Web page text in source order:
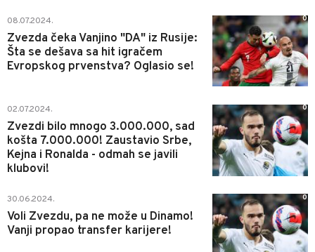
08.07.2024.
Zvezda čeka Vanjino "DA" iz Rusije:
Šta se dešava sa hit igračem
Evropskog prvenstva? Oglasio se!
0
02.07.2024.
Zvezdi bilo mnogo 3.000.000, sad
košta 7.000.000! Zaustavio Srbe,
Kejna i Ronalda - odmah se javili
klubovi!
0
30.06.2024.
Voli Zvezdu, pa ne može u Dinamo!
Vanji propao transfer karijere!
0